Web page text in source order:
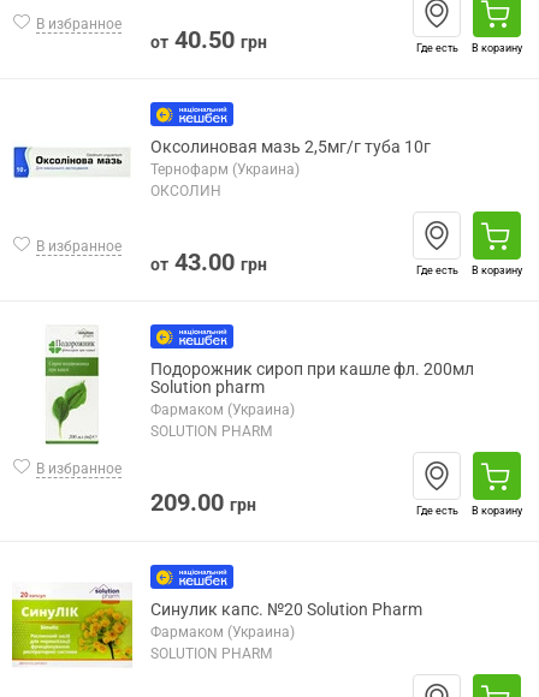
В избранное
от 40.50 грн Где есть В корзину
В избранное
Оксолиновая мазь 2,5мг/г туба 10г
Тернофарм (Украина)
ОКСОЛИН
от 43.00 грн Где есть В корзину
В избранное
Подорожник сироп при кашле фл. 200мл
Solution pharm
Фармаком (Украина)
SOLUTION PHARM
209.00 грн Где есть В корзину
Синулик капс. №20 Solution Pharm
Фармаком (Украина)
SOLUTION PHARM